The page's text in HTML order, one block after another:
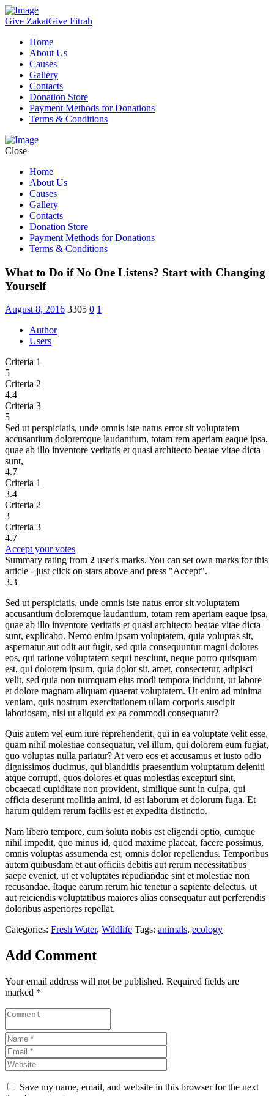
Give ZakatGive Fitrah
Home
About Us
Causes
Gallery
Contacts
Donation Store
Payment Methods for Donations
Terms & Conditions
Close
Home
About Us
Causes
Gallery
Contacts
Donation Store
Payment Methods for Donations
Terms & Conditions
What to Do if No One Listens? Start with Changing
Yourself
August 8, 2016 3305 0 1
Author
Users
Criteria 1
5
Criteria 2
4.4
Criteria 3
5
Sed ut perspiciatis, unde omnis iste natus error sit voluptatem
accusantium doloremque laudantium, totam rem aperiam eaque ipsa,
quae ab illo inventore veritatis et quasi architecto beatae vitae dicta
sunt,
4.7
Criteria 1
3.4
Criteria 2
3
Criteria 3
4.7
Accept your votes
Summary rating from 2 user's marks. You can set own marks for this
article - just click on stars above and press "Accept".
3.3
Sed ut perspiciatis, unde omnis iste natus error sit voluptatem
accusantium doloremque laudantium, totam rem aperiam eaque ipsa,
quae ab illo inventore veritatis et quasi architecto beatae vitae dicta
sunt, explicabo. Nemo enim ipsam voluptatem, quia voluptas sit,
aspernatur aut odit aut fugit, sed quia consequuntur magni dolores
eos, qui ratione voluptatem sequi nesciunt, neque porro quisquam
est, qui dolorem ipsum, quia dolor sit, amet, consectetur, adipisci
velit, sed quia non numquam eius modi tempora incidunt, ut labore
et dolore magnam aliquam quaerat voluptatem. Ut enim ad minima
veniam, quis nostrum exercitationem ullam corporis suscipit
laboriosam, nisi ut aliquid ex ea commodi consequatur?
Quis autem vel eum iure reprehenderit, qui in ea voluptate velit esse,
quam nihil molestiae consequatur, vel illum, qui dolorem eum fugiat,
quo voluptas nulla pariatur? At vero eos et accusamus et iusto odio
dignissimos ducimus, qui blanditiis praesentium voluptatum deleniti
atque corrupti, quos dolores et quas molestias excepturi sint,
obcaecati cupiditate non provident, similique sunt in culpa, qui
officia deserunt mollitia animi, id est laborum et dolorum fuga. Et
harum quidem rerum facilis est et expedita distinctio.
Nam libero tempore, cum soluta nobis est eligendi optio, cumque
nihil impedit, quo minus id, quod maxime placeat, facere possimus,
omnis voluptas assumenda est, omnis dolor repellendus. Temporibus
autem quibusdam et aut officiis debitis aut rerum necessitatibus
saepe eveniet, ut et voluptates repudiandae sint et molestiae non
recusandae. Itaque earum rerum hic tenetur a sapiente delectus, ut
aut reiciendis voluptatibus maiores alias consequatur aut perferendis
doloribus asperiores repellat.
Categories: Fresh Water, Wildlife Tags: animals, ecology
Add Comment
Your email address will not be published. Required fields are
marked *
Save my name, email, and website in this browser for the next